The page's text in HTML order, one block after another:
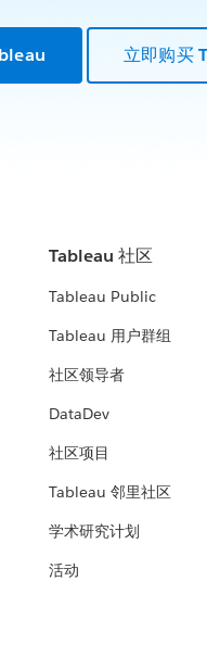
立即购买
Tableau 社区
Tableau Public
Tableau 用户群组
社区领导者
DataDev
社区项目
Tableau 邻里社区
学术研究计划
活动